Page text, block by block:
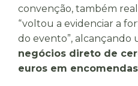
convenção, também
“voltou a evidenciar a
do evento”, alcançando
negócios direto de
euros em